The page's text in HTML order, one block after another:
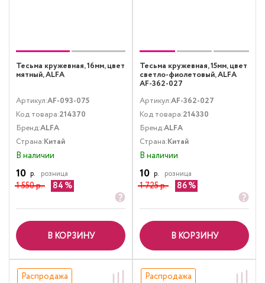
Тесьма кружевная, 16мм, цвет
мятный, ALFA
Артикул:AF-093-075
Код товара:214370
Бренд:ALFA
Страна:Китай
В наличии
10 р. розница
1 550 р. 84
В КОРЗИНУ
Тесьма кружевная, 15мм, цвет
светло-фиолетовый, ALFA
AF-362-027
Артикул:AF-362-027
Код товара:214330
Бренд:ALFA
Страна:Китай
В наличии
10 р. розница
1 725 р. 86
В КОРЗИНУ
Распродажа Распродажа